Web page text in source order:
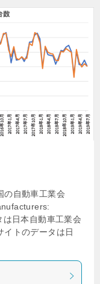
の自動車工業会
日本自動車工業会
イトのデータは日